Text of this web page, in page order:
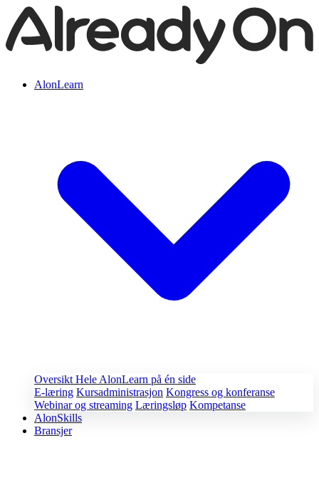
AlonLearn
Oversikt Hele AlonLearn på én side
E-læring Kursadministrasjon Kongress og konferanse
Webinar og streaming Læringsløp Kompetanse
AlonSkills
Bransjer